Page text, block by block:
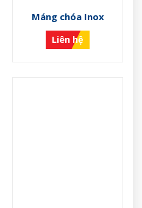
Máng chóa Inox
Liên hệ